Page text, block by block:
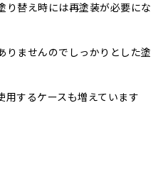
り替え時には再塗装が必要にな
りませんのでしっかりとした塗
するケースも増えています